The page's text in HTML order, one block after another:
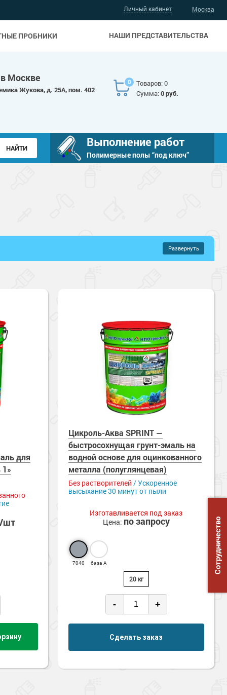
Личный кабинет
НАШИ ПРЕДСТАВИТЕЛЬСТВА
ПРОБНИКИ
Москва
Москве
Жукова, д. 25А, пом. 402
0
Товаров: 0
Сумма:0 руб.
Выполнение работ
Полимерные полы “под ключ”
Развернуть
Быстросохнущие
прочность
Зимнее нанесение
для
шт
Цикроль-Аква SPRINT —
быстросохнущая грунт-эмаль на
водной основе для оцинкованного
металла (полуглянцевая)
Без растворителей / Ускоренное
высыхание 30 минут от пыли
Изготавливается под заказ
Цена: по запросу
7040 база А
20 кг
- +
Сделать заказ
Сотрудничество